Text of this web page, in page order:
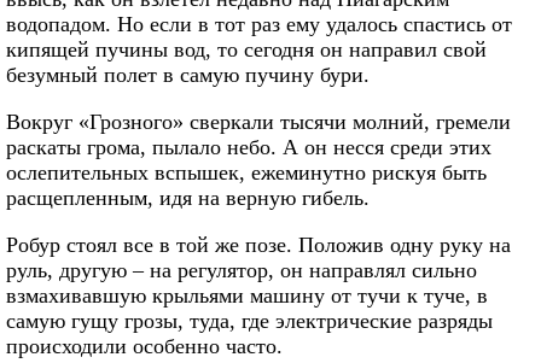
водопадом. Но если в тот раз ему удалось спастись от
кипящей пучины вод, то сегодня он направил свой
безумный полет в самую пучину бури.
Вокруг «Грозного» сверкали тысячи молний, гремели
раскаты грома, пылало небо. А он несся среди этих
ослепительных вспышек, ежеминутно рискуя быть
расщепленным, идя на верную гибель.
Робур стоял все в той же позе. Положив одну руку на
руль, другую – на регулятор, он направлял сильно
взмахивавшую крыльями машину от тучи к туче, в
самую гущу грозы, туда, где электрические разряды
происходили особенно часто.